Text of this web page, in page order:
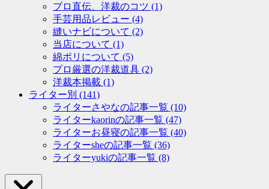
プロ直伝、洋裁のコツ (1)
手芸用品レビュー (4)
縫いナビについて (2)
当店について (1)
綿ポリについて (5)
プロ厳選の洋裁道具 (2)
洋裁本掲載 (1)
ライター別 (141)
ライターさやなの記事一覧 (10)
ライターkaorinの記事一覧 (47)
ライターお昼寝の記事一覧 (40)
ライターsheの記事一覧 (36)
ライターyukiの記事一覧 (8)